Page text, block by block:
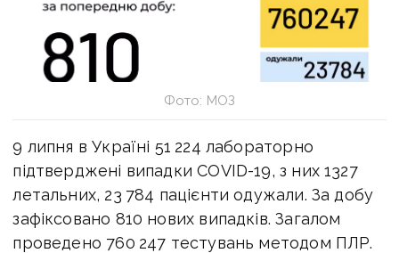
Фото: МОЗ
9 липня в Україні 51 224 лабораторно
підтверджені випадки COVID-19, з них 1327
летальних, 23 784 пацієнти одужали. За добу
зафіксовано 810 нових випадків. Загалом
проведено 760 247 тестувань методом ПЛР.